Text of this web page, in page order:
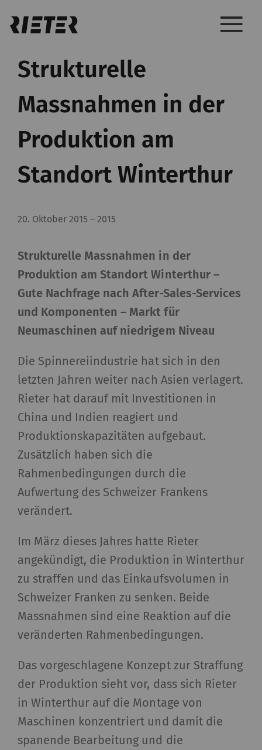
Strukturelle
Massnahmen in der
Produktion am
Standort Winterthur
20. Oktober 2015–2015
Strukturelle Massnahmen in der
Produktion am Standort Winterthur –
Gute Nachfrage nach After-Sales-Services
und Komponenten – Markt für
Neumaschinen auf niedrigem Niveau
Die Spinnereiindustrie hat sich in den
letzten Jahren weiter nach Asien verlagert.
Rieter hat darauf mit Investitionen in
China und Indien reagiert und
Produktionskapazitäten aufgebaut.
Zusätzlich haben sich die
Rahmenbedingungen durch die
Aufwertung des Schweizer Frankens
verändert.
Im März dieses Jahres hatte Rieter
angekündigt, die Produktion in Winterthur
zu straffen und das Einkaufsvolumen in
Schweizer Franken zu senken. Beide
Massnahmen sind eine Reaktion auf die
veränderten Rahmenbedingungen.
Das vorgeschlagene Konzept zur Straffung
der Produktion sieht vor, dass sich Rieter
in Winterthur auf die Montage von
Maschinen konzentriert und damit die
spanende Bearbeitung und die